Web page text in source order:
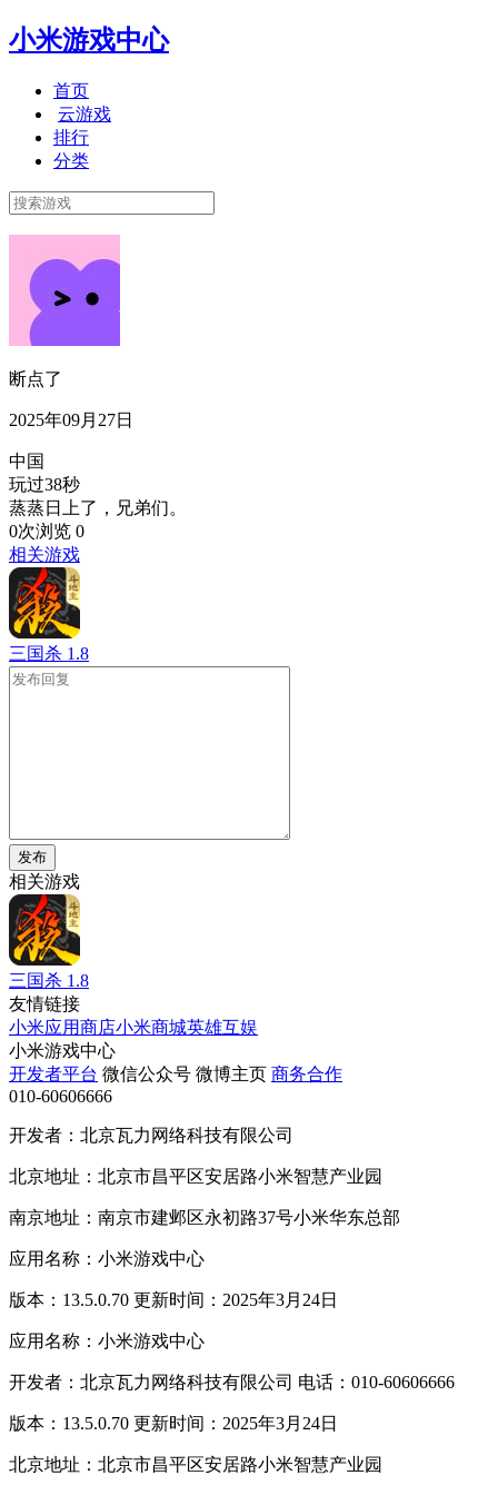
小米游戏中心
首页
云游戏
排行
分类
断点了
2025年09月27日
中国
玩过38秒
蒸蒸日上了，兄弟们。
0次浏览 0
相关游戏
三国杀 1.8
发布
相关游戏
三国杀 1.8
友情链接
小米应用商店小米商城英雄互娱
小米游戏中心
开发者平台 微信公众号 微博主页 商务合作
010-60606666
开发者：北京瓦力网络科技有限公司
北京地址：北京市昌平区安居路小米智慧产业园
南京地址：南京市建邺区永初路37号小米华东总部
应用名称：小米游戏中心
版本：13.5.0.70 更新时间：2025年3月24日
应用名称：小米游戏中心
开发者：北京瓦力网络科技有限公司 电话：010-60606666
版本：13.5.0.70 更新时间：2025年3月24日
北京地址：北京市昌平区安居路小米智慧产业园